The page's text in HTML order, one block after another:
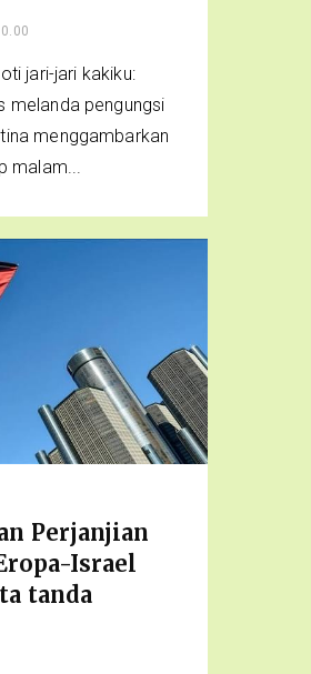
jari-jari kakiku:
melanda pengungsi
menggambarkan
malam...
Perjanjian
Israel
tanda